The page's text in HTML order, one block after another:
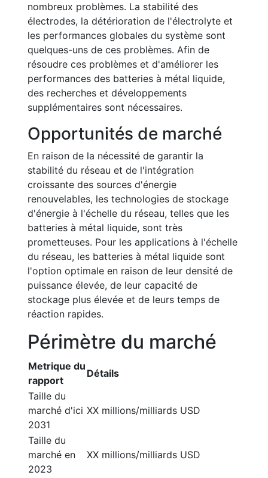
nombreux problèmes. La stabilité des
électrodes, la détérioration de l'électrolyte et
les performances globales du système sont
quelques-uns de ces problèmes. Afin de
résoudre ces problèmes et d'améliorer les
performances des batteries à métal liquide,
des recherches et développements
supplémentaires sont nécessaires.
Opportunités de marché
En raison de la nécessité de garantir la
stabilité du réseau et de l'intégration
croissante des sources d'énergie
renouvelables, les technologies de stockage
d'énergie à l'échelle du réseau, telles que les
batteries à métal liquide, sont très
prometteuses. Pour les applications à l'échelle
du réseau, les batteries à métal liquide sont
l'option optimale en raison de leur densité de
puissance élevée, de leur capacité de
stockage plus élevée et de leurs temps de
réaction rapides.
Périmètre du marché
Metrique du
rapport
Détails
Taille du
marché d'ici
2031
XX millions/milliards USD
Taille du
marché en
2023
XX millions/milliards USD